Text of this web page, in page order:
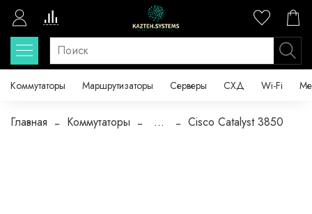
Коммутаторы Маршрутизаторы Серверы СХД Wi-Fi
Главная Коммутаторы ... Cisco Catalyst 3850